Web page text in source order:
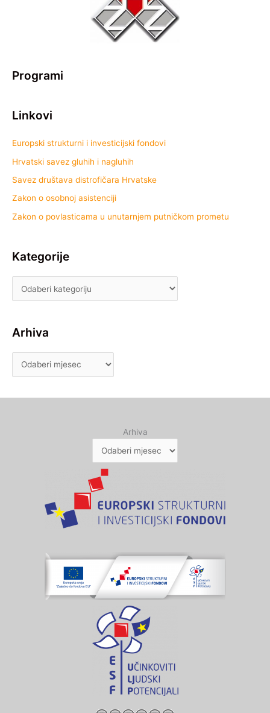
Programi
Linkovi
Europski strukturni i investicijski fondovi
Hrvatski savez gluhih i nagluhih
Savez društava distrofičara Hrvatske
Zakon o osobnoj asistenciji
Zakon o povlasticama u unutarnjem putničkom prometu
Kategorije
Arhiva
Arhiva